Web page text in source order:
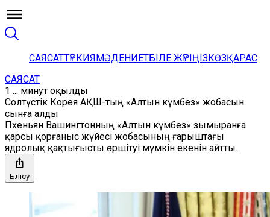
САЯСАТТҮРКИЯМӘДЕНИЕТБІЛЕ ЖҮРІҢІЗКӨЗҚАРАС
САЯСАТ
1 ... минут оқылды
Солтүстік Корея АҚШ-тың «Алтын күмбез» жобасын
сынға алды
Пхеньян Вашингтонның «Алтын күмбез» зымыранға
қарсы қорғаныс жүйесі жобасының ғарыштағы
ядролық қақтығысты өршітуі мүмкін екенін айтты.
Бөлісу